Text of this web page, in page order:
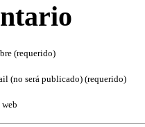
(requerido)
(no será publicado) (requerido)